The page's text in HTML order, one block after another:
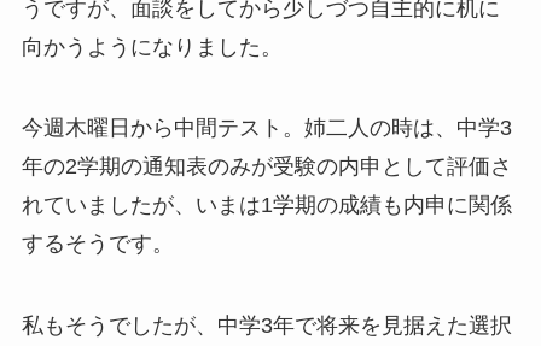
うですが、面談をしてから少しづつ自主的に机に
向かうようになりました。
今週木曜日から中間テスト。姉二人の時は、中学3
年の2学期の通知表のみが受験の内申として評価さ
れていましたが、いまは1学期の成績も内申に関係
するそうです。
私もそうでしたが、中学3年で将来を見据えた選択